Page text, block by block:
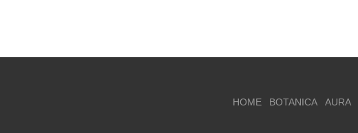
HOME BOTANICA AURA